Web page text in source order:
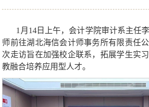
1月14日上午，会计学院审计系主任
师前往湖北海信会计师事务所有限责任
次走访旨在加强校企联系，拓展学生实
教融合培养应用型人才。